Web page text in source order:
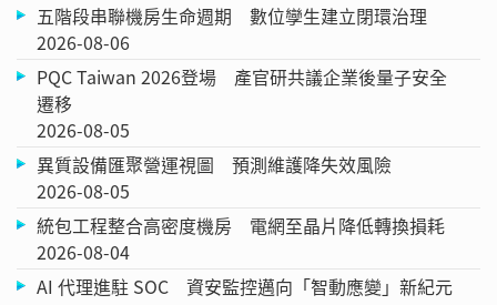
五階段串聯機房生命週期 數位孿生建立閉環治理
2026-08-06
PQC Taiwan 2026登場 產官研共議企業後量子安全
遷移
2026-08-05
異質設備匯聚營運視圖 預測維護降失效風險
2026-08-05
統包工程整合高密度機房 電網至晶片降低轉換損耗
2026-08-04
AI 代理進駐 SOC 資安監控邁向「智動應變」新紀元